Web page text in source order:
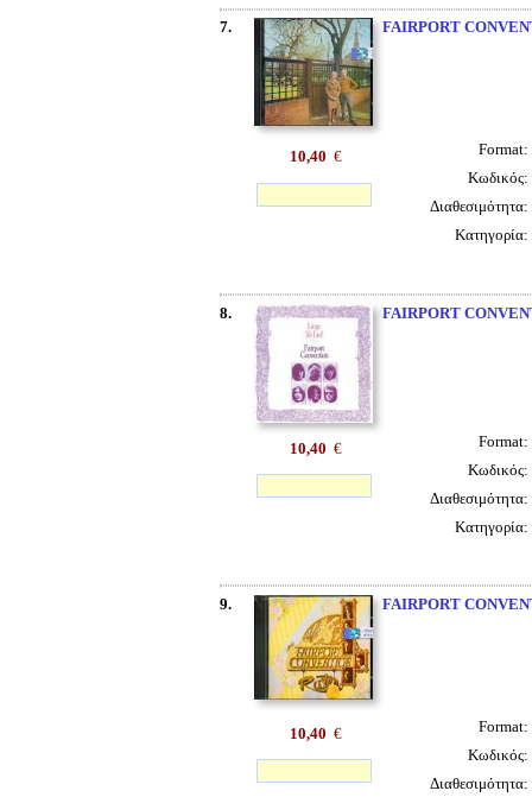
7. FAIRPORT
10,40 € Format:
Κωδικός:
Διαθεσιμότητα:
Κατηγορία:
8. FAIRPORT
10,40 € Format:
Κωδικός:
Διαθεσιμότητα:
Κατηγορία:
9. FAIRPORT
10,40 € Format:
Κωδικός:
Διαθεσιμότητα: